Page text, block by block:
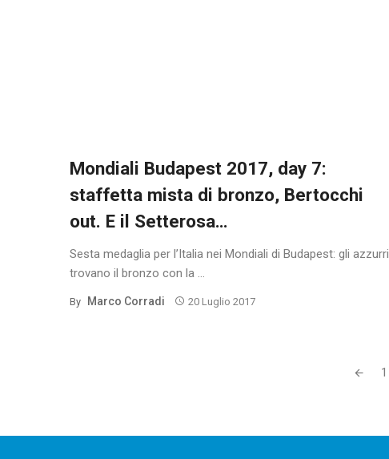
Mondiali Budapest 2017, day 7:
staffetta mista di bronzo, Bertocchi
out. E il Setterosa…
Sesta medaglia per l’Italia nei Mondiali di Budapest: gli azzurri
trovano il bronzo con la ...
By Marco Corradi 20 Luglio 2017
1